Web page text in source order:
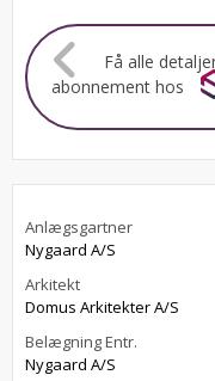
Få alle
abonnement hos
Anlægsgartner
Nygaard A/S
Arkitekt
Domus Arkitekter A/S
Belægning Entr.
Nygaard A/S